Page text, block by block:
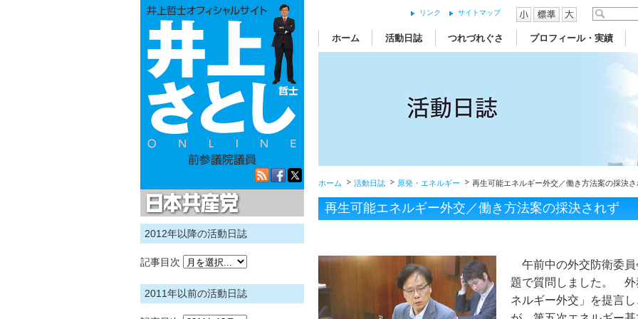
2012年以降の活動日誌
記事目次
2011年以前の活動日誌
リンク サイトマップ
ホーム 活動日誌 つれづれぐさ プロフィール・実績
ホーム 活動日誌 原発・エネルギー 再生可能エネルギー外交／働き方法案の採決さ
再生可能エネルギー外交／働き方法案の採決されず
午前中の外交防衛委
題で質問しました。 外
ネルギー外交」を提言